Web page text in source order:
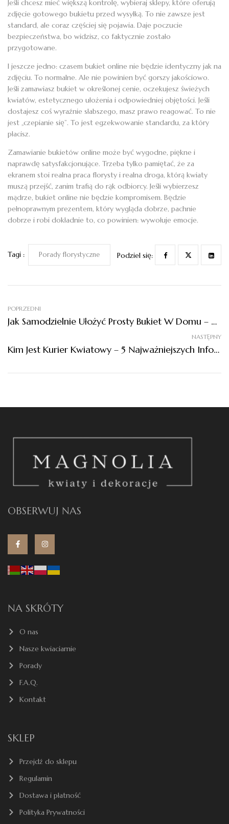
Jeśli chcesz mieć większą kontrolę, wybieraj sklepy, które oferują
zdjęcie gotowego bukietu przed wysyłką. To nie zawsze jest
standard, ale coraz częściej się pojawia. Daje poczucie
bezpieczeństwa, bo widzisz, co faktycznie zostało
przygotowane.
I jeszcze jedno: czasem bukiet online nie będzie identyczny jak na
zdjęciu. To normalne. Ale nie powinien być gorszy jakościowo.
Jeśli zamawiasz bukiet w określonej cenie, oczekujesz świeżych
kwiatów, estetycznego ułożenia i odpowiedniej objętości. Jeśli
dostajesz coś wyraźnie słabszego, masz prawo reagować. To nie
jest „czepianie się”. To jest egzekwowanie standardu, za który
płacisz.
Zamawianie bukietów online może być wygodne, piękne i
naprawdę satysfakcjonujące. Trzeba tylko pamiętać, że za
ekranem stoi realna praca florysty i realna droga, którą kwiaty
muszą przejść, zanim trafią do rąk odbiorcy. Jeśli wybierzesz
mądrze, bukiet online nie będzie kompromisem. Będzie
pełnoprawnym prezentem, który wygląda dobrze, pachnie
dobrze i robi dokładnie to, co powinien: wywołuje emocje.
Tagi : Porady florystyczne Podziel się:
POPRZEDNI
Jak Samodzielnie Ułożyć Prosty Bukiet W Domu – Wskazówki Florysty
NASTĘPNY
Kim Jest Kurier Kwiatowy – 5 Najważniejszych Informacji
OBSERWUJ NAS
NA SKRÓTY
O nas
Nasze kwiaciarnie
Porady
F.A.Q.
Kontakt
SKLEP
Przejdź do sklepu
Regulamin
Dostawa i płatność
Polityka Prywatności